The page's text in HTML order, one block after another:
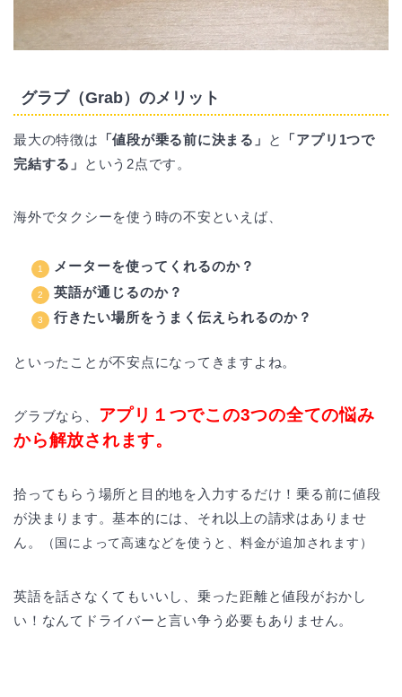
グラブ（Grab）のメリット
最大の特徴は 「値段が乗る前に決まる 」 と
「アプリ1つで
完結する」
という2点です。
海外でタクシーを使う時の不安といえば、
メーターを使ってくれるのか？
英語が通じるのか？
行きたい場所をうまく伝えられるのか？
といったことが不安点になってきますよね。
グラブなら、
アプリ１つでこの3つの全ての悩み
から解放されます。
拾ってもらう場所と目的地を入力するだけ！乗る前に値段
が決まります。基本的には、それ以上の請求はありませ
ん。
（国によって高速などを使うと、料金が追加されます）
英語を話さなくてもいいし、乗った距離と値段がおかし
い！なんてドライバーと言い争う必要もありません。